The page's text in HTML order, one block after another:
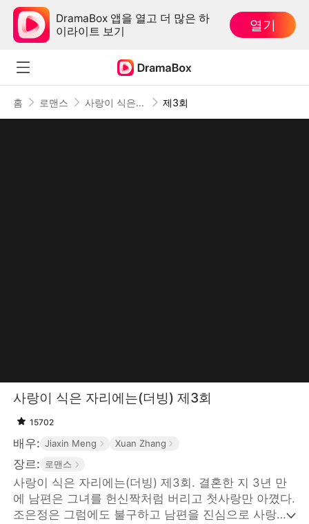
DramaBox 앱을 열고 더 많은 하
이라이트 보기
열기
홈 로맨스 사랑이 식은 자리에는(더빙) 제3회
사랑이 식은 자리에는(더빙) 제3회
15702
배우: Jiaxin Meng Xuan Zhang
장르: 로맨스
사랑이 식은 자리에는(더빙) 제3회. 결혼한 지 3년 만
에 남편은 그녀를 헌신짝처럼 버리고 첫사랑만 아꼈다.
조은정은 그럼에도 불구하고 남편을 진심으로 사랑했